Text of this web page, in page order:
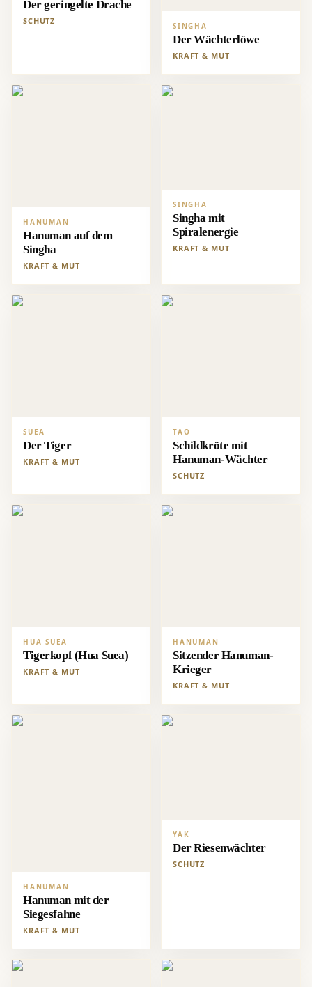
Der geringelte Drache
SCHUTZ SINGHA
Der Wächterlöwe
KRAFT & MUT
HANUMAN
Hanuman auf dem
Singha
KRAFT & MUT
SINGHA
Singha mit
Spiralenergie
KRAFT & MUT
SUEA
Der Tiger
KRAFT & MUT
TAO
Schildkröte mit
Hanuman-Wächter
SCHUTZ
HUA SUEA
Tigerkopf (Hua Suea)
KRAFT & MUT
HANUMAN
Sitzender Hanuman-
Krieger
KRAFT & MUT
HANUMAN
Hanuman mit der
Siegesfahne
KRAFT & MUT
YAK
Der Riesenwächter
SCHUTZ